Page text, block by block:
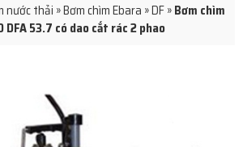
nước thải »Bơm chìm Ebara »DF»Bơm chìm
DFA 53.7 có dao cắt rác 2 phao